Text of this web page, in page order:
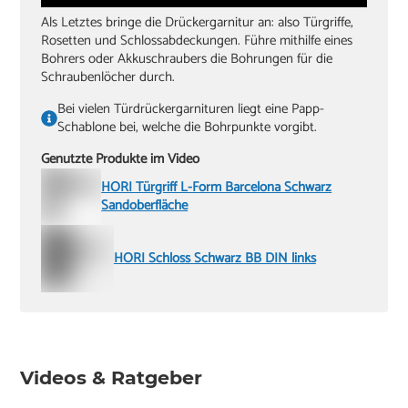
Als Letztes bringe die Drückergarnitur an: also Türgriffe,
Rosetten und Schlossabdeckungen. Führe mithilfe eines
Bohrers oder Akkuschraubers die Bohrungen für die
Schraubenlöcher durch.
Bei vielen Türdrückergarnituren liegt eine Papp-
Schablone bei, welche die Bohrpunkte vorgibt.
Genutzte Produkte im Video
HORI Türgriff L-Form Barcelona Schwarz
Sandoberfläche
HORI Schloss Schwarz BB DIN links
Videos & Ratgeber